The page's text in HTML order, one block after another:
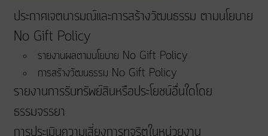
ประกาศเจตนารมณ์และการสร้างวัฒนธรรม ตามนโยบาย
No Gift Policy
รายงานผลตามนโยบาย No Gift Policy
การสร้างวัฒนธรรม No Gift Policy
รายงานการรับทรัพย์สินหรือประโยชน์อื่นใดโดย
ธรรมจรรยา